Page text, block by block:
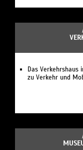
Das Verkehrshaus
zu Verkehr und